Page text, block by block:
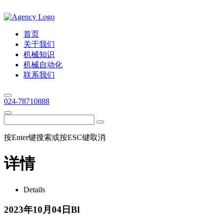
首页
关于我们
机械知识
机械自动化
联系我们
024-78710888
按Enter键搜索或按ESC键取消
详情
Details
2023年10月04日Bl